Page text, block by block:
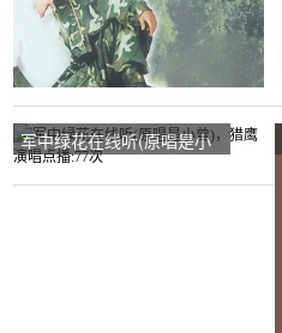
军中绿花在线听(原唱是小
曾)，猎鹰演唱点播:77次